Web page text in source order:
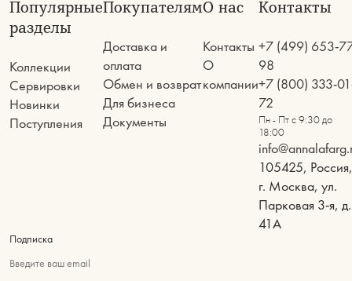
Популярные
разделы
Коллекции
Сервировки
Новинки
Поступления
Покупателям
Доставка и
оплата
Обмен и возврат
Для бизнеса
Документы
О нас
Контакты
О
компании
Контакты
+7 (499) 653-
98
+7 (800) 333-
72
Пн - Пт с 9:30 до
18:00
105425, Россия,
г. Москва, ул.
Парковая 3-я, д.
41А
Подписка
Введите ваш email